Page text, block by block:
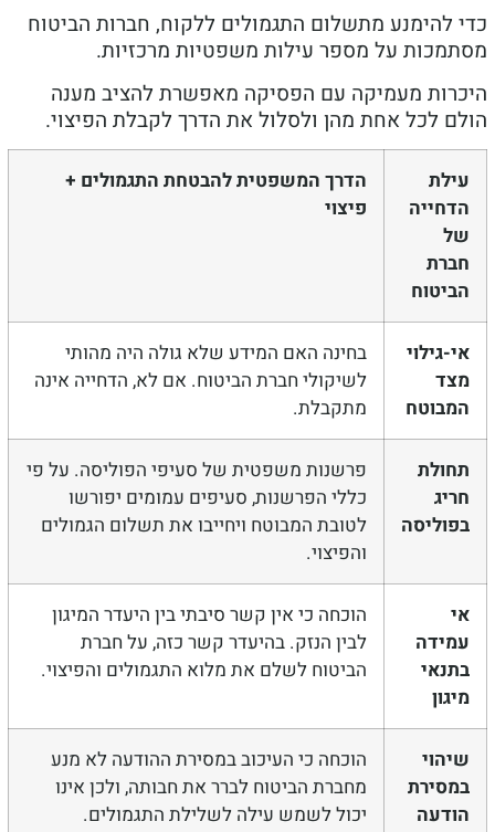
להימנע מתשלום התגמולים ללקוח, חברות הביטוח
על מספר עילות משפטיות מרכזיות.
מעמיקה עם הפסיקה מאפשרת להציב מענה
לכל אחת מהן ולסלול את הדרך לקבלת הפיצוי.
הדרך המשפטית להבטחת התגמולים +
פיצוי
גילוי
בחינה האם המידע שלא גולה היה מהותי
לשיקולי חברת הביטוח. אם לא, הדחייה אינה
מתקבלת.
פרשנות משפטית של סעיפי הפוליסה. על פי
כללי הפרשנות, סעיפים עמומים יפורשו
לטובת המבוטח ויחייבו את תשלום הגמולים
והפיצוי.
הוכחה כי אין קשר סיבתי בין היעדר המיגון
לבין הנזק. בהיעדר קשר כזה, על חברת
הביטוח לשלם את מלוא התגמולים והפיצוי.
הוכחה כי העיכוב במסירת ההודעה לא מנע
מחברת הביטוח לברר את חבותה, ולכן אינו
יכול לשמש עילה לשלילת התגמולים.